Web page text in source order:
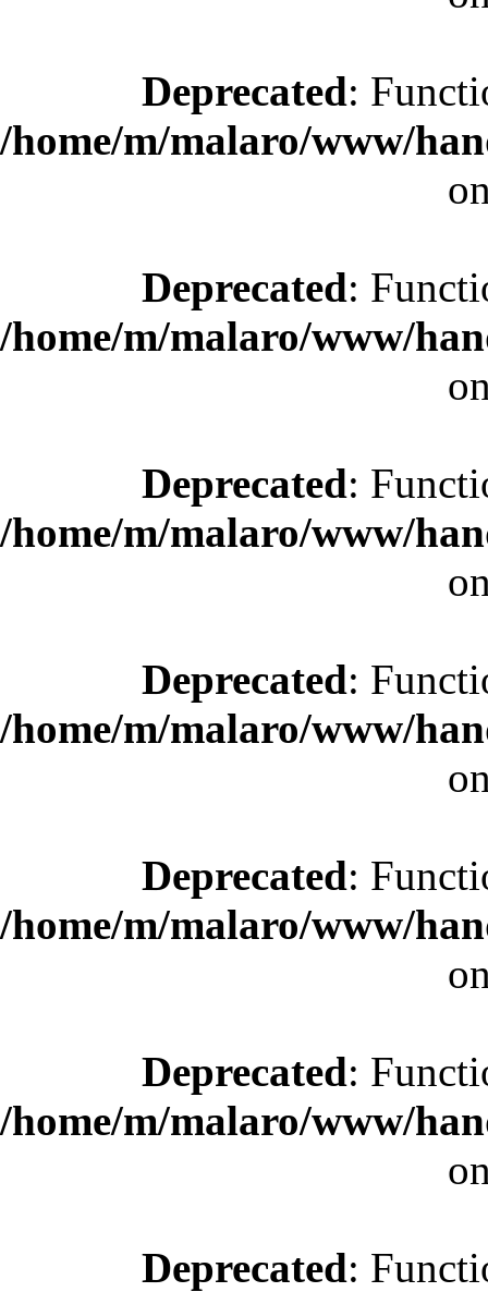
Deprecated:
/home/m/malaro/www/
Deprecated:
/home/m/malaro/www/
Deprecated:
/home/m/malaro/www/
Deprecated:
/home/m/malaro/www/
Deprecated:
/home/m/malaro/www/
Deprecated:
/home/m/malaro/www/
Deprecated: